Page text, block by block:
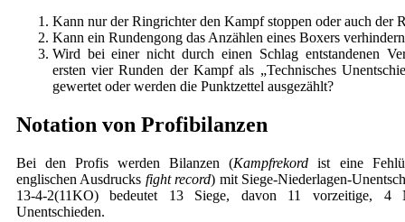
Kann nur der Ringrichter den Kampf stoppen oder auch der
Kann ein Rundengong das Anzählen eines Boxers
Wird bei einer nicht durch einen Schlag entstandenen
ersten vier Runden der Kampf als „Technisches
gewertet oder werden die Punktzettel ausgezählt?
Notation von Profibilanzen
Bei den Profis werden Bilanzen (Kampfrekord ist eine
englischen Ausdrucks fight record) mit Siege-Niederlagen-
13-4-2(11KO) bedeutet 13 Siege, davon 11 vorzeitige, 4
Unentschieden.